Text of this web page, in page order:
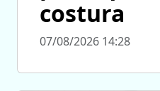
costura
07/08/2026 14:28